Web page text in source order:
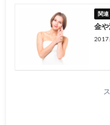
金や